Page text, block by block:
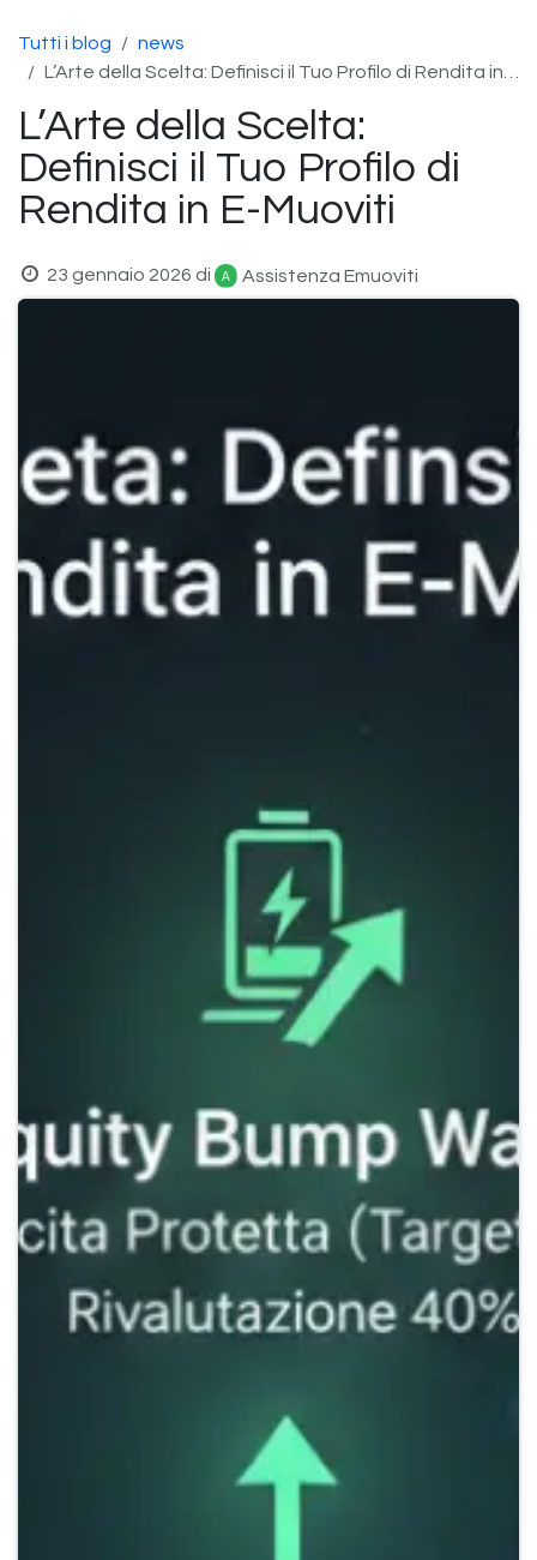
Tutti i blog
news
L’Arte della Scelta: Definisci il Tuo Profilo di Rendita in E-Muoviti
L’Arte della Scelta:
Definisci il Tuo Profilo di
Rendita in E-Muoviti
23 gennaio 2026 di Assistenza Emuoviti